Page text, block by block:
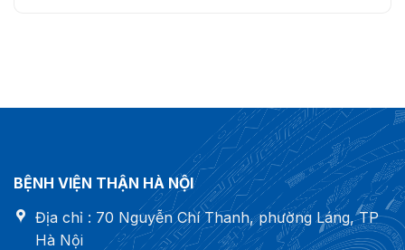
BỆNH VIỆN THẬN HÀ NỘI
Địa chỉ : 70 Nguyễn Chí Thanh, phường Láng, TP
Hà Nội